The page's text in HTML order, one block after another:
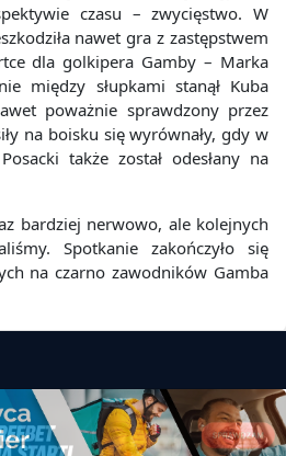
czasu – zwycięstwo. W
nawet gra z zastępstwem
dla golkipera Gamby – Marka
między słupkami stanął Kuba
poważnie sprawdzony przez
na boisku się wyrównały, gdy w
także został odesłany na
bardziej nerwowo, ale kolejnych
Spotkanie zakończyło się
na czarno zawodników Gamba